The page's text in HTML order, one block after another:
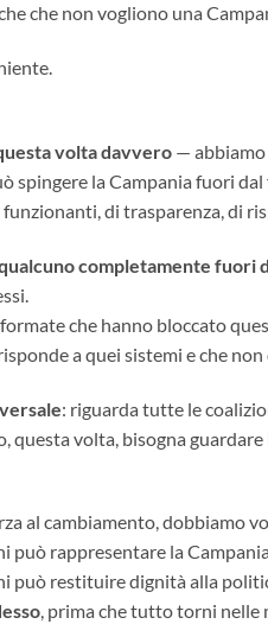
che non vogliono una
volta davvero — abbiamo
spingere la Campania fuori
funzionanti, di trasparenza, di
completamente fuori
che hanno bloccato
a quei sistemi e che
: riguarda tutte le
questa volta, bisogna guardare
al cambiamento, dobbiamo
può rappresentare la
può restituire dignità alla
, prima che tutto torni nelle